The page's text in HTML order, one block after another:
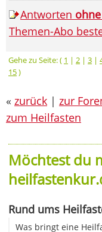
Antworten ohne
Themen-Abo
Gehe zu Seite: ( 1 | 2 | 3 |
15)
« zurück | zur
zum Heilfasten
Möchtest du
Rund ums
Was bringt eine